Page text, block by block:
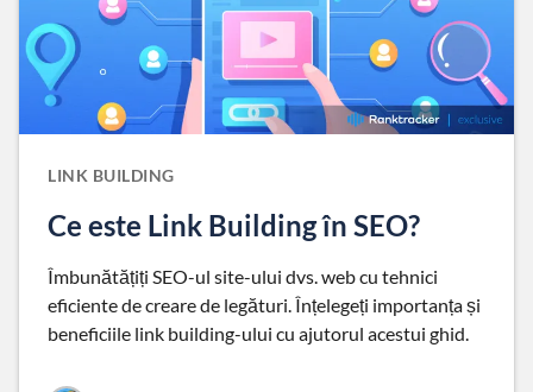
LINK BUILDING
Ce este Link Building în SEO?
Îmbunătățiți SEO-ul site-ului dvs. web cu tehnici
eficiente de creare de legături. Înțelegeți importanța și
beneficiile link building-ului cu ajutorul acestui ghid.